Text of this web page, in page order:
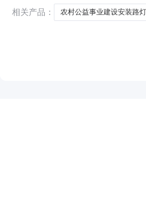
相关产品：
农村公益事业建设安装路灯